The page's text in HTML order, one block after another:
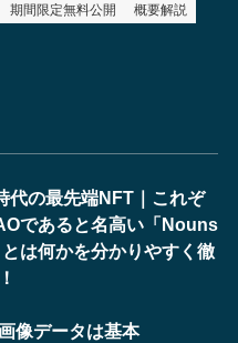
期間限定無料公開
概要解説
代の最先端NFT｜これぞ
であると名高い「Nouns
は何かを分かりやすく徹
像データは基本